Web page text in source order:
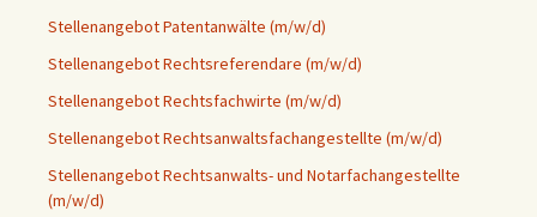
Stellenangebot Patentanwälte (m/w/d)
Stellenangebot Rechtsreferendare (m/w/d)
Stellenangebot Rechtsfachwirte (m/w/d)
Stellenangebot Rechtsanwaltsfachangestellte (m/w/d)
Stellenangebot Rechtsanwalts- und Notarfachangestellte
(m/w/d)